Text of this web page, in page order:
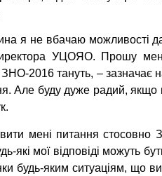
я не вбачаю можливості
УЦОЯО. Прошу
2016 тануть, – зазначає на
Але буду дуже радий, якщо
мені питання стосовно
мої відповіді можуть
будь-яким ситуаціям, що